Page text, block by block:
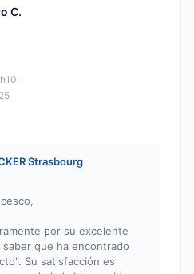
C.
Strasbourg
por su excelente
que ha encontrado
Su satisfacción es